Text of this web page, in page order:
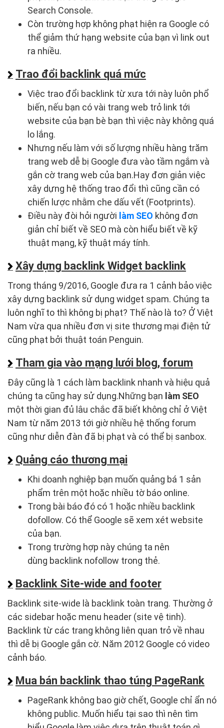
Search Console.
Còn trường hợp không phạt hiện ra Google có
thể giảm thứ hạng website của bạn vì link out
ra nhiều.
Trao đổi backlink quá mức
Việc trao đổi backlink từ xưa tới này luôn phổ
biến, nếu bạn có vài trang web trỏ link tới
website của bạn bè bạn thì việc này không quá
lo lắng.
Nhưng nếu làm với số lượng nhiều hàng trăm
trang web dễ bị Google đưa vào tầm ngắm và
gắn cờ trang web của bạn.Hay đơn giản việc
xây dựng hệ thống trao đổi thì cũng cần có
chiến lược nhằm che dấu vết (Footprints).
Điều này đòi hỏi người làm SEO không đơn
giản chỉ biết về SEO mà còn hiểu biết về kỹ
thuật mạng, kỹ thuật máy tính.
Xây dựng backlink Widget backlink
Trong tháng 9/2016, Google đưa ra 1 cảnh bảo việc
xây dựng backlink sử dụng widget spam. Chúng ta
luôn nghĩ to thì không bị phạt? Thế nào là to? Ở Việt
Nam vừa qua nhiều đơn vị site thương mại điện tử
cũng phạt bởi thuật toán Penguin.
Tham gia vào mạng lưới blog, forum
Đây cũng là 1 cách làm backlink nhanh và hiệu quả
chúng ta cũng hay sử dụng.Những bạn làm SEO
một thời gian đủ lâu chắc đã biết không chỉ ở Việt
Nam từ năm 2013 tới giờ nhiều hệ thống forum
cũng như diễn đàn đã bị phạt và có thể bị sanbox.
Quảng cáo thương mại
Khi doanh nghiệp bạn muốn quảng bá 1 sản
phẩm trên một hoặc nhiều tờ báo online.
Trong bài báo đó có 1 hoặc nhiều backlink
dofollow. Có thể Google sẽ xem xét website
của bạn.
Trong trường hợp này chúng ta nên
dùng backlink nofollow trong thẻ.
Backlink Site-wide and footer
Backlink site-wide là backlink toàn trang. Thường ở
các sidebar hoặc menu header (site vệ tinh).
Backlink từ các trang không liên quan trỏ về nhau
thì dễ bị Google gắn cờ. Năm 2012 Google có video
cảnh báo.
Mua bán backlink thao túng PageRank
PageRank không bao giờ chết, Google chỉ ẩn nó
không public. Muốn hiểu tại sao thì nên tìm